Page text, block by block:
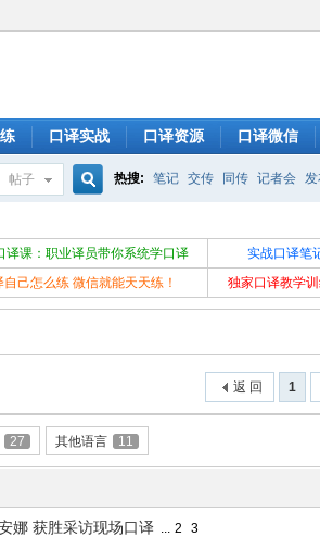
口译实战 口译资源 口译微信
帖子 热搜: 笔记 交传 同传 记者会
译课：职业译员带你系统学口译 实战口译笔
自己怎么练 微信就能天天练！ 独家口译教学
1
返 回
27 其他语言 11
娜 获胜采访现场口译 ... 2 3